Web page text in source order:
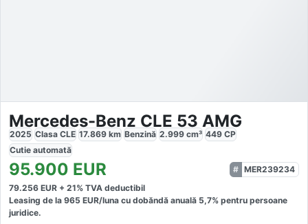
Mercedes-Benz CLE 53 AMG
2025 Clasa CLE 17.869 km Benzină 2.999 cm³ 449 CP
Cutie automată
95.900 EUR
MER239234
79.256 EUR + 21% TVA deductibil
Leasing de la 965 EUR/luna cu dobăndă anuală 5,7% pentru persoane
juridice.